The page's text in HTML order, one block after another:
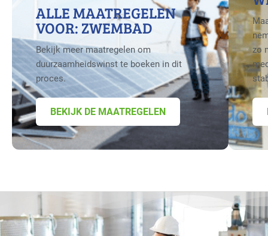
ALLE MAATREGELEN
VOOR: ZWEMBAD
Bekijk meer maatregelen om
duurzaamheidswinst te boeken in dit
proces.
BEKIJK DE MAATREGELEN
zo